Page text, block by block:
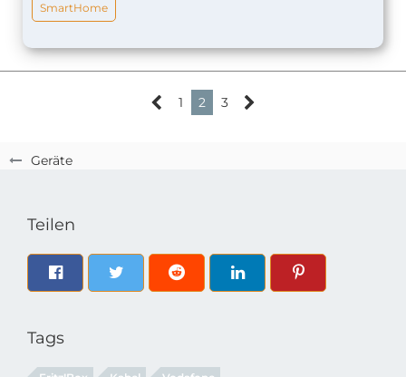
Geräte
SmartHome
1 2 3
Teilen
Tags